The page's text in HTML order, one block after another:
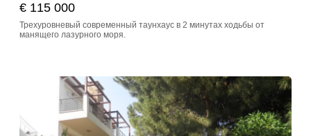
€ 115 000
Трехуровневый современный таунхаус в 2 минутах ходьбы от
манящего лазурного моря.